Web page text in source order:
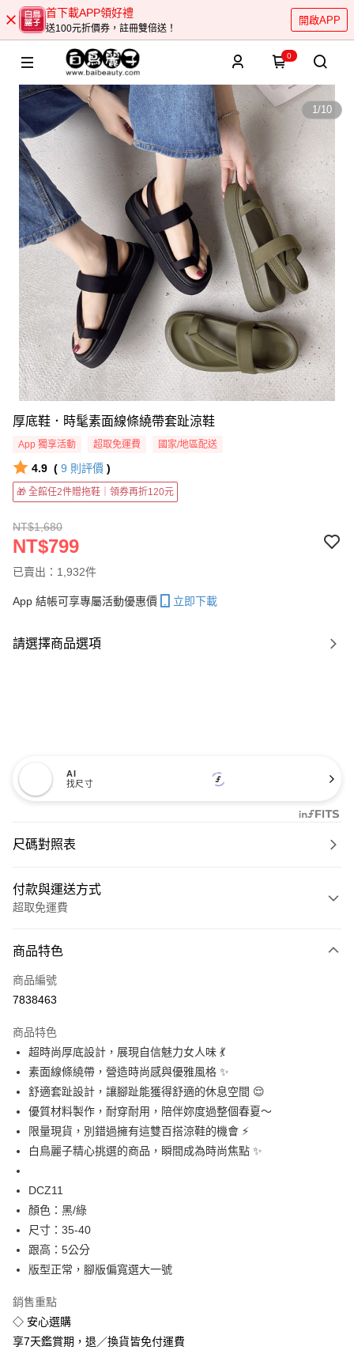
首下載APP領好禮
送100元折價券，註冊雙倍送！
開啟APP
0
1/10
厚底鞋．時髦素面線條繞帶套趾涼鞋
App 獨享活動 超取免運費 國家/地區配送
4.9 ( 9 則評價 )
🎁 全館任2件贈拖鞋｜領券再折120元
NT$1,680
NT$799
已賣出：1,932件
App 結帳可享專屬活動優惠價 立即下載
請選擇商品選項
AI
找尺寸
尺碼對照表
付款與運送方式
超取免運費
信用卡一次付款
超商取貨付款
Apple Pay
街口支付
悠遊付
Google Pay
運送方式
全家付款取貨
免運費
免運費
7-11付款取貨
商品特色
商品編號
7838463
商品特色
超時尚厚底設計，展現自信魅力女人味 💃
素面線條繞帶，營造時尚感與優雅風格 ✨
舒適套趾設計，讓腳趾能獲得舒適的休息空間 😌
優質材料製作，耐穿耐用，陪伴妳度過整個春夏～
限量現貨，別錯過擁有這雙百搭涼鞋的機會 ⚡️
白鳥麗子精心挑選的商品，瞬間成為時尚焦點 ✨
DCZ11
顏色：黑/綠
尺寸：35-40
跟高：5公分
版型正常，腳版偏寬選大一號
銷售重點
◇ 安心選購
享7天鑑賞期，退／換貨皆免付運費